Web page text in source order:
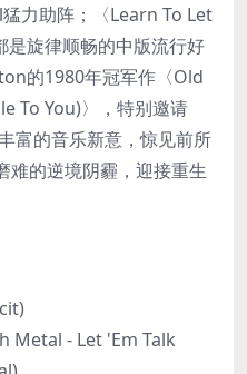
力助阵；〈Learn To Let
旋律顺畅的中版流行好
的1980年冠军作〈Old
To You)〉，特别邀请
富的音乐新意，惊见前所
难的逆境阴霾，迎接重生
Metal - Let 'Em Talk